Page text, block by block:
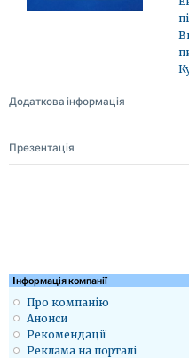
Додаткова інформація
Презентація
Iнформація компанії
Про компанію
Анонси
Рекомендації
Реклама на порталі